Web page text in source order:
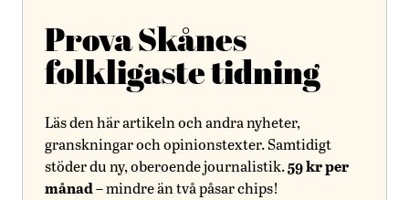
Prova Skånes
folkligaste tidning
Läs den här artikeln och andra nyheter,
granskningar och opinionstexter. Samtidigt
stöder du ny, oberoende journalistik.59 kr per
månad– mindre än två påsar chips!